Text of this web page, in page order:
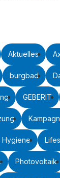
Aktuelles
burgbad
GEBERIT
Hygiene
Photovoltaik